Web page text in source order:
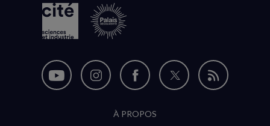
Nous
Nous
Nous
sur
Nous
Flux
À PROPOS